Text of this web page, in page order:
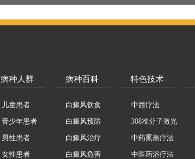
病种人群 病种百科 特色技术
儿童患者
青少年患者
男性患者
女性患者
白癜风饮食
白癜风预防
白癜风治疗
白癜风危害
中西疗法
308准分子激光
中药熏蒸疗法
中医药浴疗法